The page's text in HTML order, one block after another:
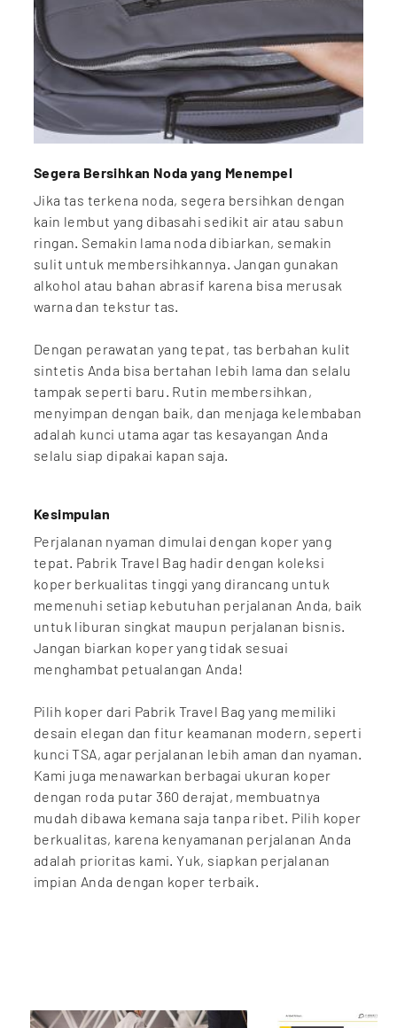
Segera Bersihkan Noda yang Menempel
Jika tas terkena noda, segera bersihkan dengan
kain lembut yang dibasahi sedikit air atau sabun
ringan. Semakin lama noda dibiarkan, semakin
sulit untuk membersihkannya. Jangan gunakan
alkohol atau bahan abrasif karena bisa merusak
warna dan tekstur tas.
Dengan perawatan yang tepat, tas berbahan kulit
sintetis Anda bisa bertahan lebih lama dan selalu
tampak seperti baru. Rutin membersihkan,
menyimpan dengan baik, dan menjaga kelembaban
adalah kunci utama agar tas kesayangan Anda
selalu siap dipakai kapan saja.
Kesimpulan
Perjalanan nyaman dimulai dengan koper yang
tepat. Pabrik Travel Bag hadir dengan koleksi
koper berkualitas tinggi yang dirancang untuk
memenuhi setiap kebutuhan perjalanan Anda, baik
untuk liburan singkat maupun perjalanan bisnis.
Jangan biarkan koper yang tidak sesuai
menghambat petualangan Anda!
Pilih koper dari Pabrik Travel Bag yang memiliki
desain elegan dan fitur keamanan modern, seperti
kunci TSA, agar perjalanan lebih aman dan nyaman.
Kami juga menawarkan berbagai ukuran koper
dengan roda putar 360 derajat, membuatnya
mudah dibawa kemana saja tanpa ribet. Pilih koper
berkualitas, karena kenyamanan perjalanan Anda
adalah prioritas kami. Yuk, siapkan perjalanan
impian Anda dengan koper terbaik.